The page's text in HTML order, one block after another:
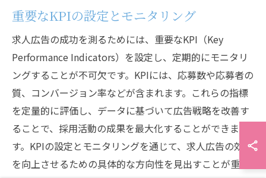
重要なKPIの設定とモニタリング
求人広告の成功を測るためには、重要なKPI（Key
Performance Indicators）を設定し、定期的にモニタリ
ングすることが不可欠です。KPIには、応募数や応募者の
質、コンバージョン率などが含まれます。これらの指標
を定量的に評価し、データに基づいて広告戦略を改善す
ることで、採用活動の成果を最大化することができま
す。KPIの設定とモニタリングを通じて、求人広告の効果
を向上させるための具体的な方向性を見出すことが重要